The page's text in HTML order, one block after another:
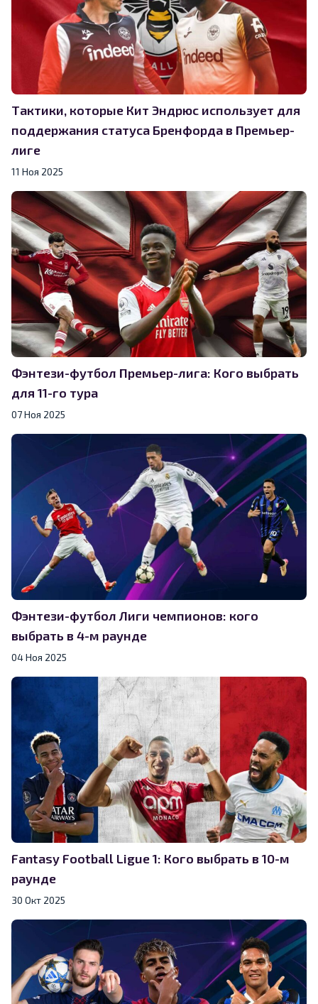
Тактики, которые Кит Эндрюс использует для
поддержания статуса Бренфорда в Премьер-
лиге
11 Ноя 2025
Фэнтези-футбол Премьер-лига: Кого выбрать
для 11-го тура
07 Ноя 2025
Фэнтези-футбол Лиги чемпионов: кого
выбрать в 4-м раунде
04 Ноя 2025
Fantasy Football Ligue 1: Кого выбрать в 10-м
раунде
30 Окт 2025